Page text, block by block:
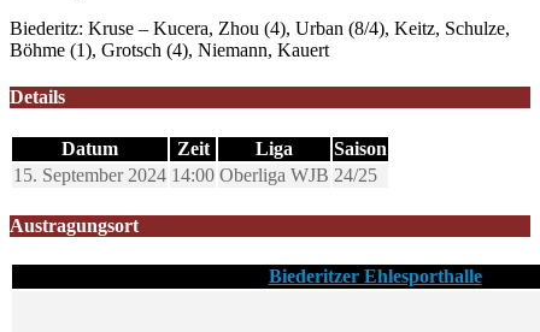
Biederitz: Kruse – Kucera, Zhou (4), Urban (8/4), Keitz, Schulze,
Böhme (1), Grotsch (4), Niemann, Kauert
Details
Datum Zeit Liga
Saison
15. September 2024 14:00 Oberliga WJB 24/25
Austragungsort
Biederitzer Ehlesporthalle